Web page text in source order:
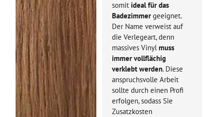
somit ideal für das
Badezimmergeeignet.
Der Name verweist auf
die Verlegeart, denn
massives Vinylmuss
immer vollflächig
verklebt werden. Diese
anspruchsvolle Arbeit
sollte durch einen Profi
erfolgen, sodass Sie
Zusatzkosten